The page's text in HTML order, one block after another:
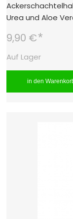
Urea und Aloe
9,90 €*
Auf Lager
in den